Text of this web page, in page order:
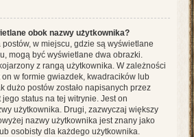
obok nazwy użytkownika?
w miejscu, gdzie są wyświetlane
mogą być wyświetlane dwa obrazki.
z rangą użytkownika. W zależności
w formie gwiazdek, kwadracików lub
dużo postów zostało napisanych przez
status na tej witrynie. Jest on
użytkownika. Drugi, zazwyczaj większy
nazwy użytkownika jest znany jako
osobisty dla każdego użytkownika.